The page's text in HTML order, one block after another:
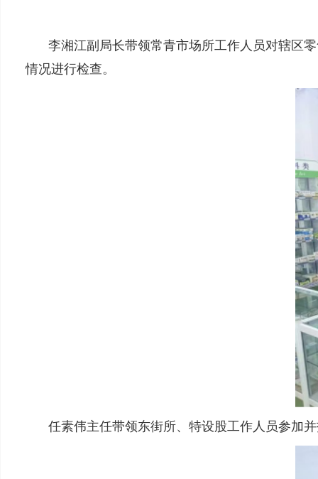
李湘江副局长带领常青市场所工作人员对辖区
情况进行检查。
任素伟主任带领东街所、特设股工作人员参加